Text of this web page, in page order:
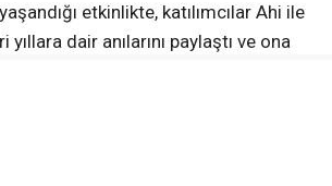
etkinlikte, katılımcılar Ahi ile
dair anılarını paylaştı ve ona